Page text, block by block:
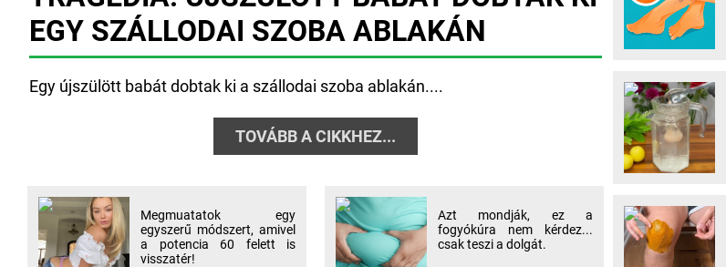
EGY SZÁLLODAI SZOBA ABLAKÁN
Egy újszülött babát dobtak ki a szállodai szoba ablakán....
TOVÁBB A CIKKHEZ...
Megmuatatok egy
egyszerű módszert, amivel
a potencia 60 felett is
visszatér!
Azt mondják, ez a
fogyókúra nem kérdez...
csak teszi a dolgát.